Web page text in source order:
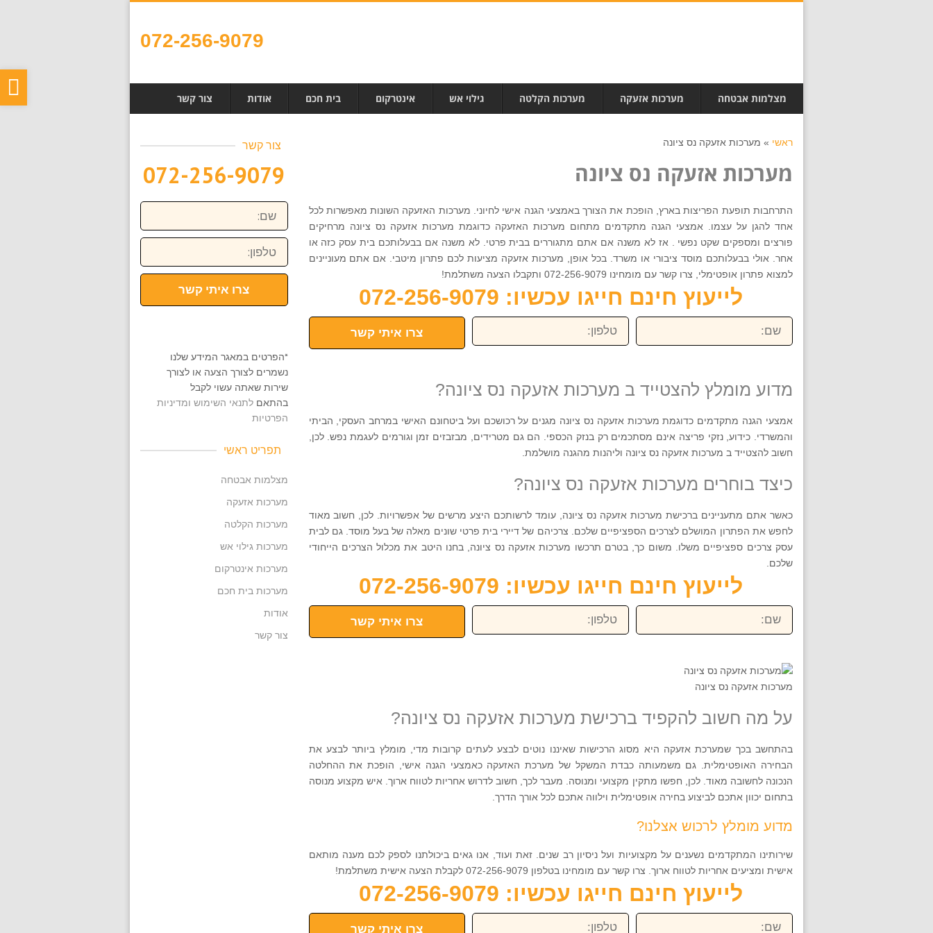
072-256-9079
מצלמות אבטחה מערכות אזעקה מערכות הקלטה גילוי אש אינטרקום בית חכם אודות צור קשר
ראשי » מערכות אזעקה נס ציונה
מערכות אזעקה נס ציונה
התרחבות תופעת הפריצות בארץ, הופכת את הצורך באמצעי הגנה אישי לחיוני. מערכות האזעקה השונות מאפשרות לכל
אחד להגן על עצמו. אמצעי הגנה מתקדמים מתחום מערכות האזעקה כדוגמת מערכות אזעקה נס ציונה מרחיקים
פורצים ומספקים שקט נפשי . אז לא משנה אם אתם מתגוררים בבית פרטי. לא משנה אם בבעלותכם בית עסק כזה או
אחר. אולי בבעלותכם מוסד ציבורי או משרד. בכל אופן, מערכות אזעקה מציעות לכם פתרון מיטבי. אם אתם מעוניינים
למצוא פתרון אופטימלי, צרו קשר עם מומחינו 072-256-9079 ותקבלו הצעה משתלמת!
לייעוץ חינם חייגו עכשיו: 072-256-9079
שם: טלפון:
צרו איתי קשר
מדוע מומלץ להצטייד ב מערכות אזעקה נס ציונה?
אמצעי הגנה מתקדמים כדוגמת מערכות אזעקה נס ציונה מגנים על רכושכם ועל ביטחונם האישי במרחב העסקי, הביתי
והמשרדי. כידוע, נזקי פריצה אינם מסתכמים רק בנזק הכספי. הם גם מטרידים, מבזבזים זמן וגורמים לעגמת נפש. לכן,
חשוב להצטייד ב מערכות אזעקה נס ציונה וליהנות מהגנה מושלמת.
כיצד בוחרים מערכות אזעקה נס ציונה?
כאשר אתם מתעניינים ברכישת מערכות אזעקה נס ציונה, עומד לרשותכם היצע מרשים של אפשרויות. לכן, חשוב מאוד
לחפש את הפתרון המושלם לצרכים הספציפיים שלכם. צרכיהם של דיירי בית פרטי שונים מאלה של בעל מוסד. גם לבית
עסק צרכים ספציפיים משלו. משום כך, בטרם תרכשו מערכות אזעקה נס ציונה, בחנו היטב את מכלול הצרכים הייחודי
שלכם.
לייעוץ חינם חייגו עכשיו: 072-256-9079
שם: טלפון:
צרו איתי קשר
מערכות אזעקה נס ציונה
על מה חשוב להקפיד ברכישת מערכות אזעקה נס ציונה?
בהתחשב בכך שמערכת אזעקה היא מסוג הרכישות שאיננו נוטים לבצע לעתים קרובות מדי, מומלץ ביותר לבצע את
הבחירה האופטימלית. גם משמעותה כבדת המשקל של מערכת האזעקה כאמצעי הגנה אישי, הופכת את ההחלטה
הנכונה לחשובה מאוד. לכן, חפשו מתקין מקצועי ומנוסה. מעבר לכך, חשוב לדרוש אחריות לטווח ארוך. איש מקצוע מנוסה
בתחום יכוון אתכם לביצוע בחירה אופטימלית וילווה אתכם לכל אורך הדרך.
מדוע מומלץ לרכוש אצלנו?
שירותינו המתקדמים נשענים על מקצועיות ועל ניסיון רב שנים. זאת ועוד, אנו גאים ביכולתנו לספק לכם מענה מותאם
אישית ומציעים אחריות לטווח ארוך. צרו קשר עם מומחינו בטלפון 072-256-9079 לקבלת הצעה אישית משתלמת!
לייעוץ חינם חייגו עכשיו: 072-256-9079
שם: טלפון:
צרו איתי קשר
צור קשר
072-256-9079
שם:
טלפון:
צרו איתי קשר
*הפרטים במאגר המידע שלנו
נשמרים לצורך הצעה או לצורך
שירות שאתה עשוי לקבל
בהתאםלתנאי השימוש ומדיניות
הפרטיות
תפריט ראשי
מצלמות אבטחה
מערכות אזעקה
מערכות הקלטה
מערכות גילוי אש
מערכות אינטרקום
מערכות בית חכם
אודות
צור קשר